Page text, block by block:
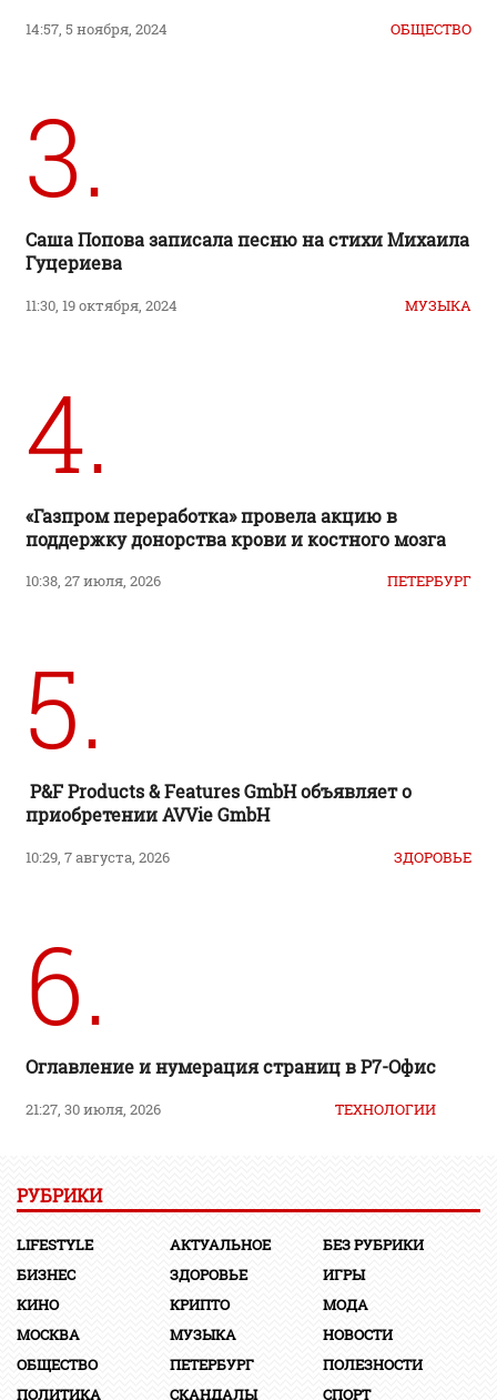
14:57, 5 ноября, 2024 ОБЩЕСТВО
3.
Саша Попова записала песню на стихи Михаила
Гуцериева
11:30, 19 октября, 2024 МУЗЫКА
4.
«Газпром переработка» провела акцию в
поддержку донорства крови и костного мозга
10:38, 27 июля, 2026 ПЕТЕРБУРГ
5.
P&F Products & Features GmbH объявляет о
приобретении AVVie GmbH
10:29, 7 августа, 2026 ЗДОРОВЬЕ
6.
Оглавление и нумерация страниц в Р7-Офис
21:27, 30 июля, 2026 ТЕХНОЛОГИИ
РУБРИКИ
LIFESTYLE АКТУАЛЬНОЕ
БЕЗ РУБРИКИ
БИЗНЕС
ЗДОРОВЬЕ
ИГРЫ
КИНО
КРИПТО
МОДА
МОСКВА
МУЗЫКА
НОВОСТИ
ОБЩЕСТВО
ПЕТЕРБУРГ
ПОЛЕЗНОСТИ
ПОЛИТИКА
СКАНДАЛЫ СПОРТ